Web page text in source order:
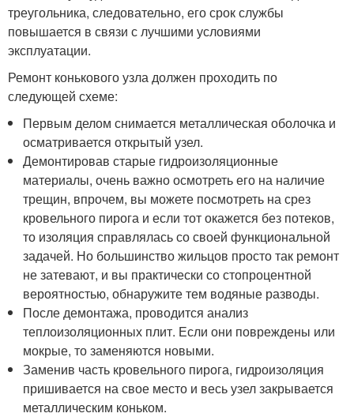
треугольника, следовательно, его срок службы
повышается в связи с лучшими условиями
эксплуатации.
Ремонт конькового узла должен проходить по
следующей схеме:
Первым делом снимается металлическая оболочка и
осматривается открытый узел.
Демонтировав старые гидроизоляционные
материалы, очень важно осмотреть его на наличие
трещин, впрочем, вы можете посмотреть на срез
кровельного пирога и если тот окажется без потеков,
то изоляция справлялась со своей функциональной
задачей. Но большинство жильцов просто так ремонт
не затевают, и вы практически со стопроцентной
вероятностью, обнаружите тем водяные разводы.
После демонтажа, проводится анализ
теплоизоляционных плит. Если они повреждены или
мокрые, то заменяются новыми.
Заменив часть кровельного пирога, гидроизоляция
пришивается на свое место и весь узел закрывается
металлическим коньком.